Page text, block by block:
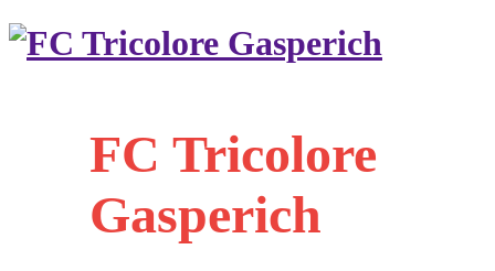
FC Tricolore
Gasperich